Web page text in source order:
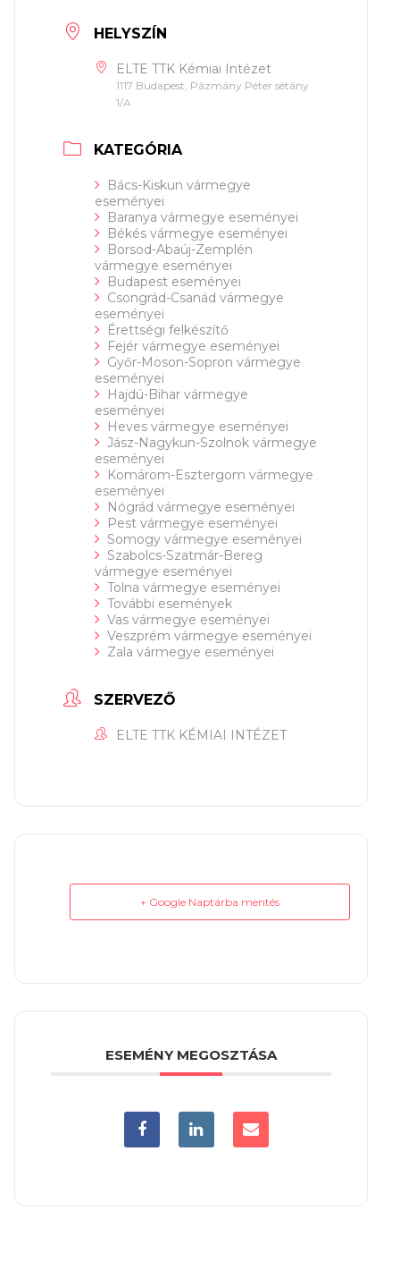
HELYSZÍN
ELTE TTK Kémiai Intézet
1117 Budapest, Pázmány Péter sétány
1/A
KATEGÓRIA
Bács-Kiskun vármegye
eseményei
Baranya vármegye eseményei
Békés vármegye eseményei
Borsod-Abaúj-Zemplén
vármegye eseményei
Budapest eseményei
Csongrád-Csanád vármegye
eseményei
Érettségi felkészítő
Fejér vármegye eseményei
Győr-Moson-Sopron vármegye
eseményei
Hajdú-Bihar vármegye
eseményei
Heves vármegye eseményei
Jász-Nagykun-Szolnok vármegye
eseményei
Komárom-Esztergom vármegye
eseményei
Nógrád vármegye eseményei
Pest vármegye eseményei
Somogy vármegye eseményei
Szabolcs-Szatmár-Bereg
vármegye eseményei
Tolna vármegye eseményei
További események
Vas vármegye eseményei
Veszprém vármegye eseményei
Zala vármegye eseményei
SZERVEZŐ
ELTE TTK KÉMIAI INTÉZET
+ Google Naptárba mentés
ESEMÉNY MEGOSZTÁSA